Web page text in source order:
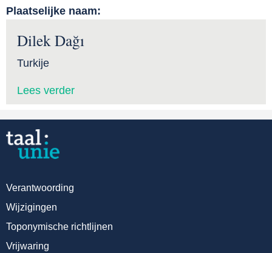
Plaatselijke naam:
Dilek Dağı
Turkije
Lees verder
Verantwoording
Wijzigingen
Toponymische richtlijnen
Vrijwaring